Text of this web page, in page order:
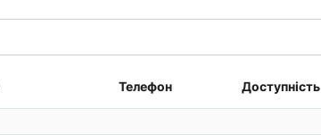
Телефон Доступність